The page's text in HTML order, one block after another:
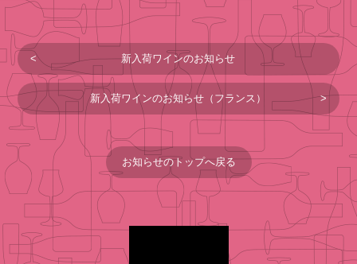
新入荷ワインのお知らせ
新入荷ワインのお知らせ（フランス）
お知らせのトップへ戻る